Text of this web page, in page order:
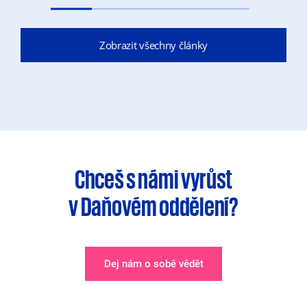
Zobrazit všechny články
Chceš s námi vyrůst
vDaňovém oddělení?
Dej nám o sobě vědět